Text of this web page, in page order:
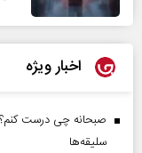
اخبار ویژه
سلیقه‌ها